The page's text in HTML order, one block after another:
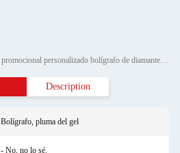
Detalles de empaquetado: Bolígrafo promocional personalizado bolígrafo de diamante cristal bolígrafo de metal para regalo
Description
Bolígrafo, pluma del gel
- No, no lo sé.